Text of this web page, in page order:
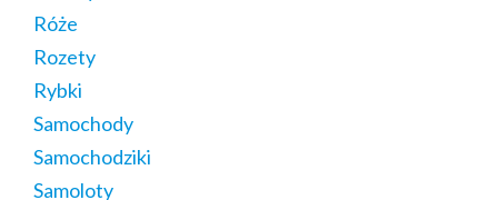
Róże
Rozety
Rybki
Samochody
Samochodziki
Samoloty